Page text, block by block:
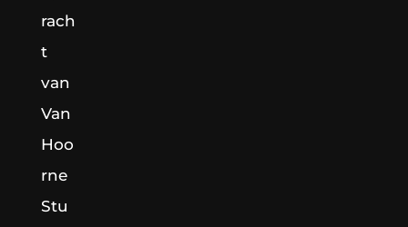
rach
t
van
Van
Hoo
rne
Stu